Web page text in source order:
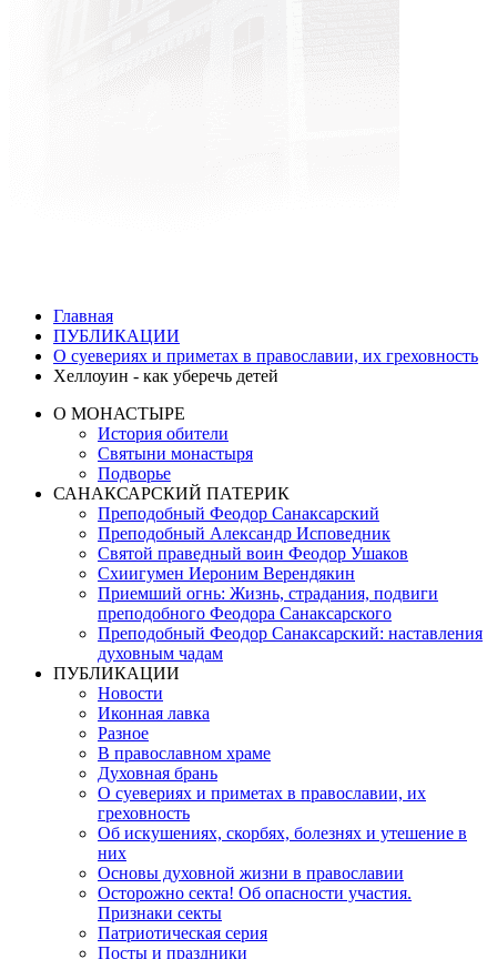
Главная
ПУБЛИКАЦИИ
О суевериях и приметах в православии, их греховность
Хеллоуин - как уберечь детей
О МОНАСТЫРЕ
История обители
Святыни монастыря
Подворье
САНАКСАРСКИЙ ПАТЕРИК
Преподобный Феодор Санаксарский
Преподобный Александр Исповедник
Святой праведный воин Феодор Ушаков
Схиигумен Иероним Верендякин
Приемший огнь: Жизнь, страдания, подвиги
преподобного Феодора Санаксарского
Преподобный Феодор Санаксарский: наставления
духовным чадам
ПУБЛИКАЦИИ
Новости
Иконная лавка
Разное
В православном храме
Духовная брань
О суевериях и приметах в православии, их
греховность
Об искушениях, скорбях, болезнях и утешение в
них
Основы духовной жизни в православии
Осторожно секта! Об опасности участия.
Признаки секты
Патриотическая серия
Посты и праздники